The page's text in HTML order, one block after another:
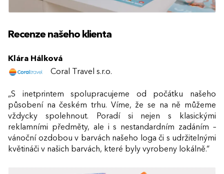
Recenze našeho klienta
Klára Hálková
Coral Travel s.r.o.
S inetprintem spolupracujeme od počátku našeho
působení na českém trhu. Víme, že se na ně můžeme
vždycky spolehnout. Poradí si nejen s klasickými
reklamními předměty, ale i s nestandardním zadáním –
vánoční ozdobou v barvách našeho loga či s udržitelnými
květináči v našich barvách, které byly vyrobeny lokálně.